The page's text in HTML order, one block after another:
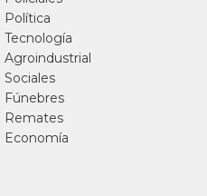
Política
Tecnología
Agroindustrial
Sociales
Fúnebres
Remates
Economía